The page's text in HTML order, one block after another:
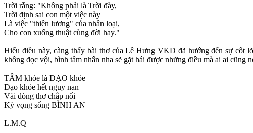
Trời rằng: "Không phải là Trời đày,
Trời định sai con một việc này
Là việc "thiên lương" của nhân loại,
Cho con xuống thuật cùng đời hay."
Hiểu điều này, càng thấy bài thơ của Lê Hưng VKD đã hướng đến sự cốt
không đọc vội, bình tâm nhẩn nha sẽ gặt hái được những điều mà ai ai cũng
TÂM khỏe là ĐẠO khỏe
Đạo khỏe hết nguy nan
Vài dòng thơ chắp nối
Kỳ vọng sống BÌNH AN
L.M.Q